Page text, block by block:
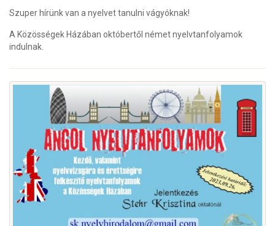
Szuper hírünk van a nyelvet tanulni vágyóknak!
A Közösségek Házában októbertől német nyelvtanfolyamok
indulnak.